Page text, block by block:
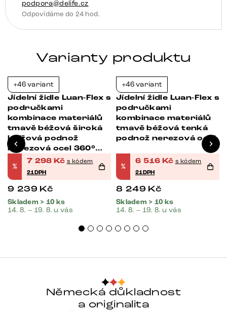
funkce
množství
podpora@delife.cz
Odpovídáme do 24 hod.
Varianty produktu
+46 variant
Jídelní židle Luan-Flex s
područkami
kombinace materiálů
tmavě béžová široká
křížová podnož
nerezová ocel 360°
otočná
%
7 298 Kč s kódem
21DPH
9 239 Kč
Skladem > 10 ks
14. 8. – 19. 8. u vás
+46 variant
Jídelní židle Luan-Flex s
područkami
kombinace materiálů
tmavě béžová tenká
podnož nerezová ocel
%
6 516 Kč s kódem
21DPH
8 249 Kč
Skladem > 10 ks
14. 8. – 19. 8. u vás
Německá důkladnost
a originalita